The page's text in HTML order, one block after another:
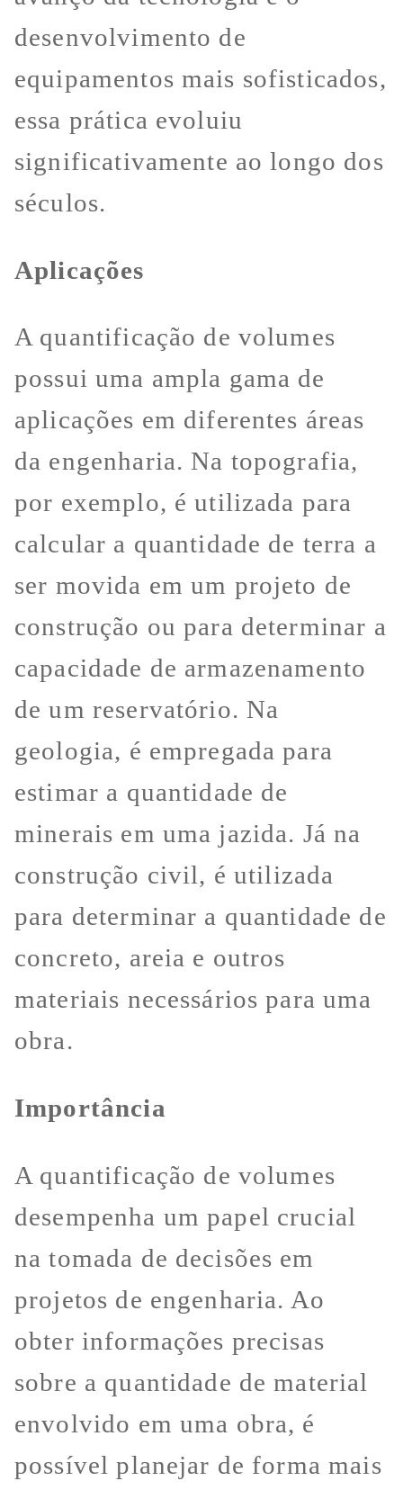
desenvolvimento de
equipamentos mais sofisticados,
essa prática evoluiu
significativamente ao longo dos
séculos.
Aplicações
A quantificação de volumes
possui uma ampla gama de
aplicações em diferentes áreas
da engenharia. Na topografia,
por exemplo, é utilizada para
calcular a quantidade de terra a
ser movida em um projeto de
construção ou para determinar a
capacidade de armazenamento
de um reservatório. Na
geologia, é empregada para
estimar a quantidade de
minerais em uma jazida. Já na
construção civil, é utilizada
para determinar a quantidade de
concreto, areia e outros
materiais necessários para uma
obra.
Importância
A quantificação de volumes
desempenha um papel crucial
na tomada de decisões em
projetos de engenharia. Ao
obter informações precisas
sobre a quantidade de material
envolvido em uma obra, é
possível planejar de forma mais